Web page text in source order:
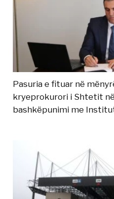
Pasuria e fituar në
kryeprokurori i Shtetit
bashkëpunimi me